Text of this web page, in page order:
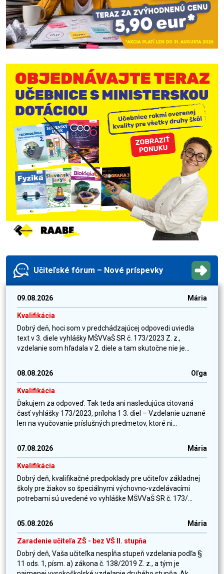
Učiteľské fórum – Nové príspevky
09.08.2026 Mária
Kvalifikácia
Dobrý deň, hoci som v predchádzajúcej odpovedi uviedla
text v 3. diele vyhlášky MŠVVaŠ SR č. 173/2023 Z. z.,
vzdelanie som hľadala v 2. diele a tam skutočne nie je...
08.08.2026 Oľga
Kvalifikácia
Ďakujem za odpoveď. Tak teda ani nasledujúca citovaná
časť vyhlášky 173/2023, príloha 1 3. diel – Vzdelanie uznané
len na vyučovanie príslušných predmetov, ktoré ni...
07.08.2026 Mária
Kvalifikácia
Dobrý deň, kvalifikačné predpoklady pre učiteľov základnej
školy pre žiakov so špeciálnymi výchovno-vzdelávacími
potrebami sú uvedené vo vyhláške MŠVVaŠ SR č. 173/...
05.08.2026 Mária
Zaradenie učiteľa ZŠ - bez VŠ II. stupňa
Dobrý deň, Vaša učiteľka nespĺňa stupeň vzdelania podľa §
11 ods. 1, písm. a) zákona č. 138/2019 Z. z., a tým je